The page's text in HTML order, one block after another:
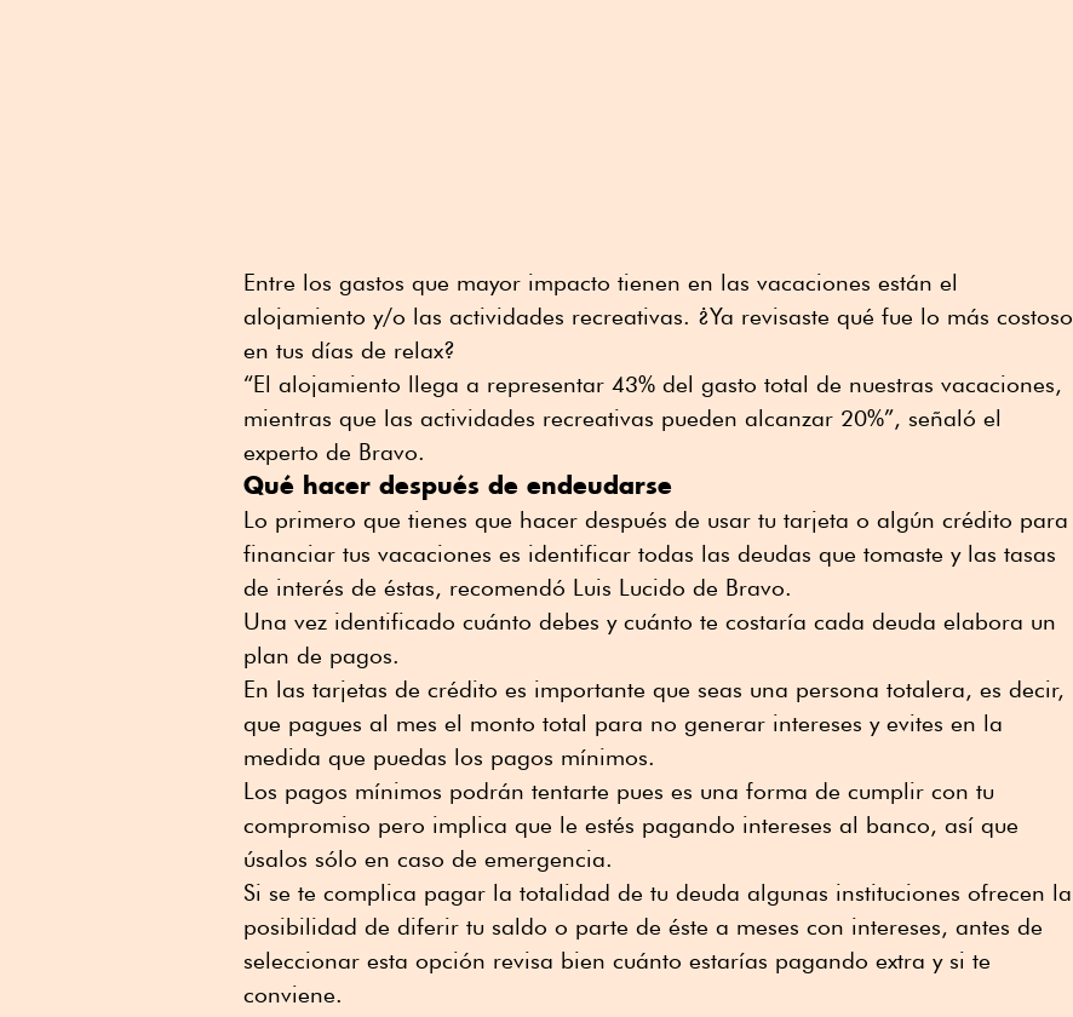
Entre los gastos que mayor impacto tienen en las vacaciones están el
alojamiento y/o las actividades recreativas. ¿Ya revisaste qué fue lo más costoso
en tus días de relax?
“El alojamiento llega a representar 43% del gasto total de nuestras vacaciones,
mientras que las actividades recreativas pueden alcanzar 20%”, señaló el
experto de Bravo.
Qué hacer después de endeudarse
Lo primero que tienes que hacer después de usar tu tarjeta o algún crédito para
financiar tus vacaciones es identificar todas las deudas que tomaste y las tasas
de interés de éstas, recomendó Luis Lucido de Bravo.
Una vez identificado cuánto debes y cuánto te costaría cada deuda elabora un
plan de pagos.
En las tarjetas de crédito es importante que seas una persona totalera, es decir,
que pagues al mes el monto total para no generar intereses y evites en la
medida que puedas los pagos mínimos.
Los pagos mínimos podrán tentarte pues es una forma de cumplir con tu
compromiso pero implica que le estés pagando intereses al banco, así que
úsalos sólo en caso de emergencia.
Si se te complica pagar la totalidad de tu deuda algunas instituciones ofrecen la
posibilidad de diferir tu saldo o parte de éste a meses con intereses, antes de
seleccionar esta opción revisa bien cuánto estarías pagando extra y si te
conviene.